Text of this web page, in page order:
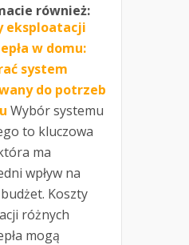
również:
eksploatacji
w domu:
system
do potrzeb
Wybór systemu
to kluczowa
ma
wpływ na
Koszty
różnych
mogą